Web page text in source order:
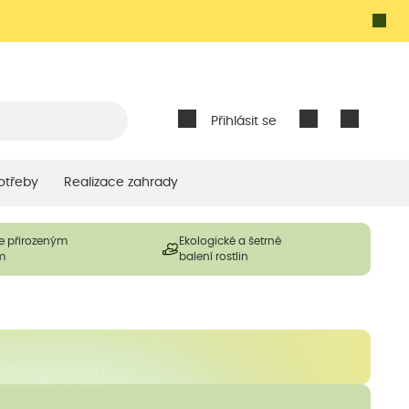
Přihlásit se
Realizace zahrady
přirozeným
Ekologické a šetrné
balení rostlin